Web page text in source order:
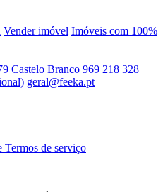
Vender imóvel Imóveis com 100%
Castelo Branco 969 218 328
geral@feeka.pt
Termos de serviço